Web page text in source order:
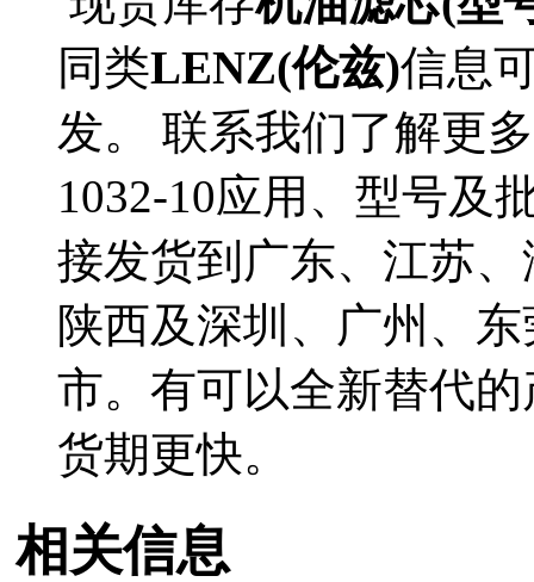
同类LENZ(伦兹)信息
发。 联系我们了解更
1032-10应用、型号及
接发货到广东、江苏
陕西及深圳、广州、
市。有可以全新替代
货期更快。
相关信息